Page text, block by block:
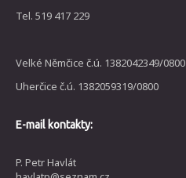
Tel. 519 417 229
Velké Němčice č.ú. 1382042349/0800
Uherčice č.ú. 1382059319/0800
E-mail kontakty:
P. Petr Havlát